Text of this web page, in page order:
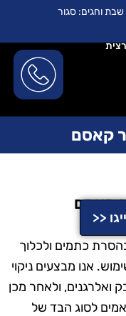
קאסם
קאסם
<<
כתמים ולכלוך
אנו מבצעים ניקוי
ואלרגנים, ולאחר מכן
לסוג הבד של